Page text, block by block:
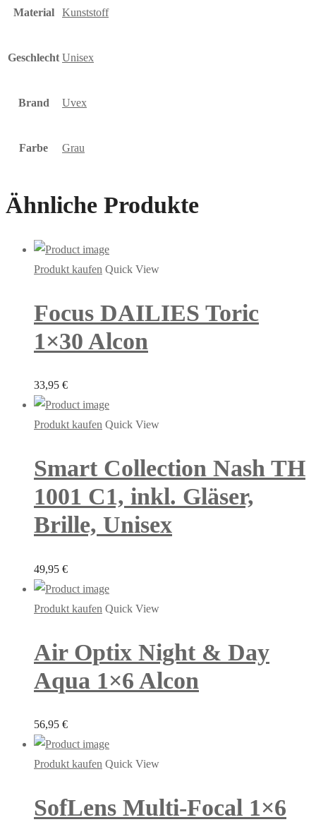
Material Kunststoff
Geschlecht Unisex
Brand Uvex
Farbe Grau
Ähnliche Produkte
Produkt kaufen Quick View
Focus DAILIES Toric
1×30 Alcon
33,95 €
Produkt kaufen Quick View
Smart Collection Nash TH
1001 C1, inkl. Gläser,
Brille, Unisex
49,95 €
Produkt kaufen Quick View
Air Optix Night & Day
Aqua 1×6 Alcon
56,95 €
Produkt kaufen Quick View
SofLens Multi-Focal 1×6